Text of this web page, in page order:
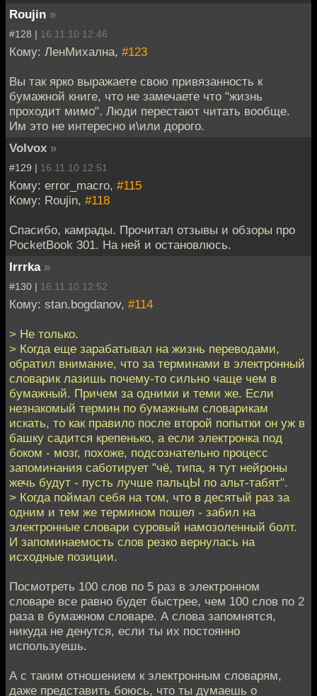
Roujin »
#128 | 16.11.10 12:46
Кому: ЛенМихална, #123
Вы так ярко выражаете свою привязанность к
бумажной книге, что не замечаете что "жизнь
проходит мимо". Люди перестают читать вообще.
Им это не интересно и\или дорого.
Volvox »
#129 | 16.11.10 12:51
Кому: error_macro, #115
Кому: Roujin, #118
Спасибо, камрады. Прочитал отзывы и обзоры про
PocketBook 301. На ней и остановлюсь.
Irrrka »
#130 | 16.11.10 12:52
Кому: stan.bogdanov, #114
> Не только.
> Когда еще зарабатывал на жизнь переводами,
обратил внимание, что за терминами в электронный
словарик лазишь почему-то сильно чаще чем в
бумажный. Причем за одними и теми же. Если
незнакомый термин по бумажным словарикам
искать, то как правило после второй попытки он уж в
башку садится крепенько, а если электронка под
боком - мозг, похоже, подсознательно процесс
запоминания саботирует "чё, типа, я тут нейроны
жечь будут - пусть лучше пальцЫ по альт-табят".
> Когда поймал себя на том, что в десятый раз за
одним и тем же термином пошел - забил на
электронные словари суровый намозоленный болт.
И запоминаемость слов резко вернулась на
исходные позиции.
Посмотреть 100 слов по 5 раз в электронном
словаре все равно будет быстрее, чем 100 слов по 2
раза в бумажном словаре. А слова запомнятся,
никуда не денутся, если ты их постоянно
используешь.
А с таким отношением к электронным словарям,
даже представить боюсь, что ты думаешь о